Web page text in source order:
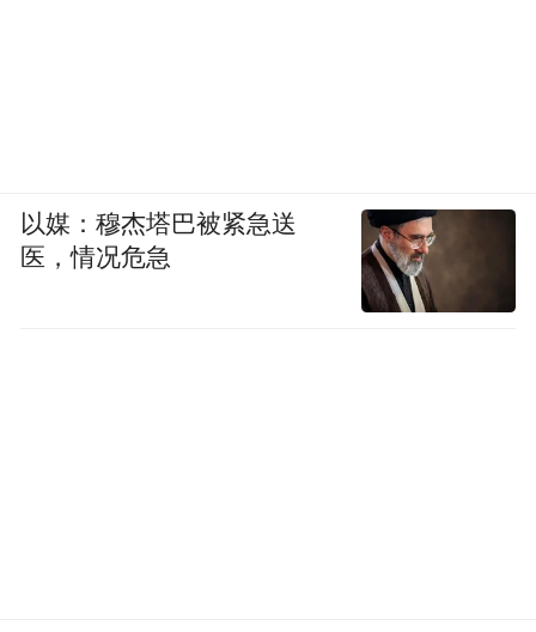
以媒：穆杰塔巴被紧急送
医，情况危急